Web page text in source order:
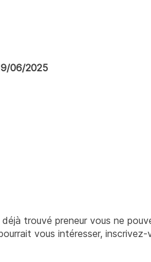
06/2025
trouvé preneur vous ne
vous intéresser,